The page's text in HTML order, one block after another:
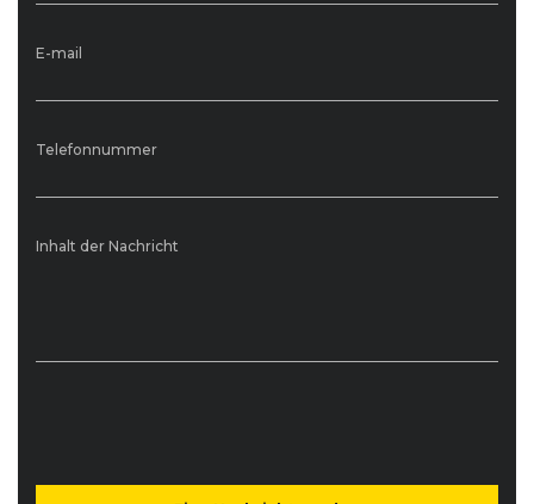
E-mail
Telefonnummer
Inhalt der Nachricht